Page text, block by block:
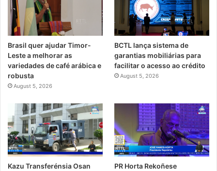
Brasil quer ajudar Timor-
Leste a melhorar as
variedades de café arábica e
robusta
August 5, 2026
BCTL lança sistema de
garantias mobiliárias para
facilitar o acesso ao crédito
August 5, 2026
Kazu Transferénsia Osan
PR Horta Rekoñese